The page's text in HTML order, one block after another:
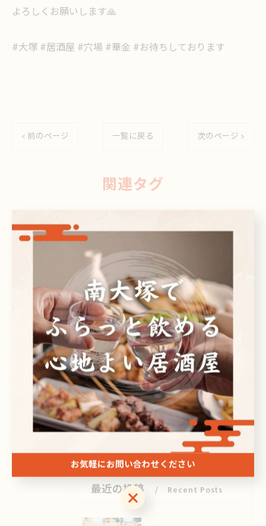
よろしくお願いします🙏
#大塚 #居酒屋 #穴場 #華金 #お待ちしております
< 前のページ 一覧に戻る 次のページ >
関連タグ
#居酒屋
カテゴリー Categories
全てのカテゴリー
日本酒
ビール
焼酎
刺身
ドリンク
最近の投稿 Recent Posts
お気軽にお問い合わせください
お気軽にお問い合わせください